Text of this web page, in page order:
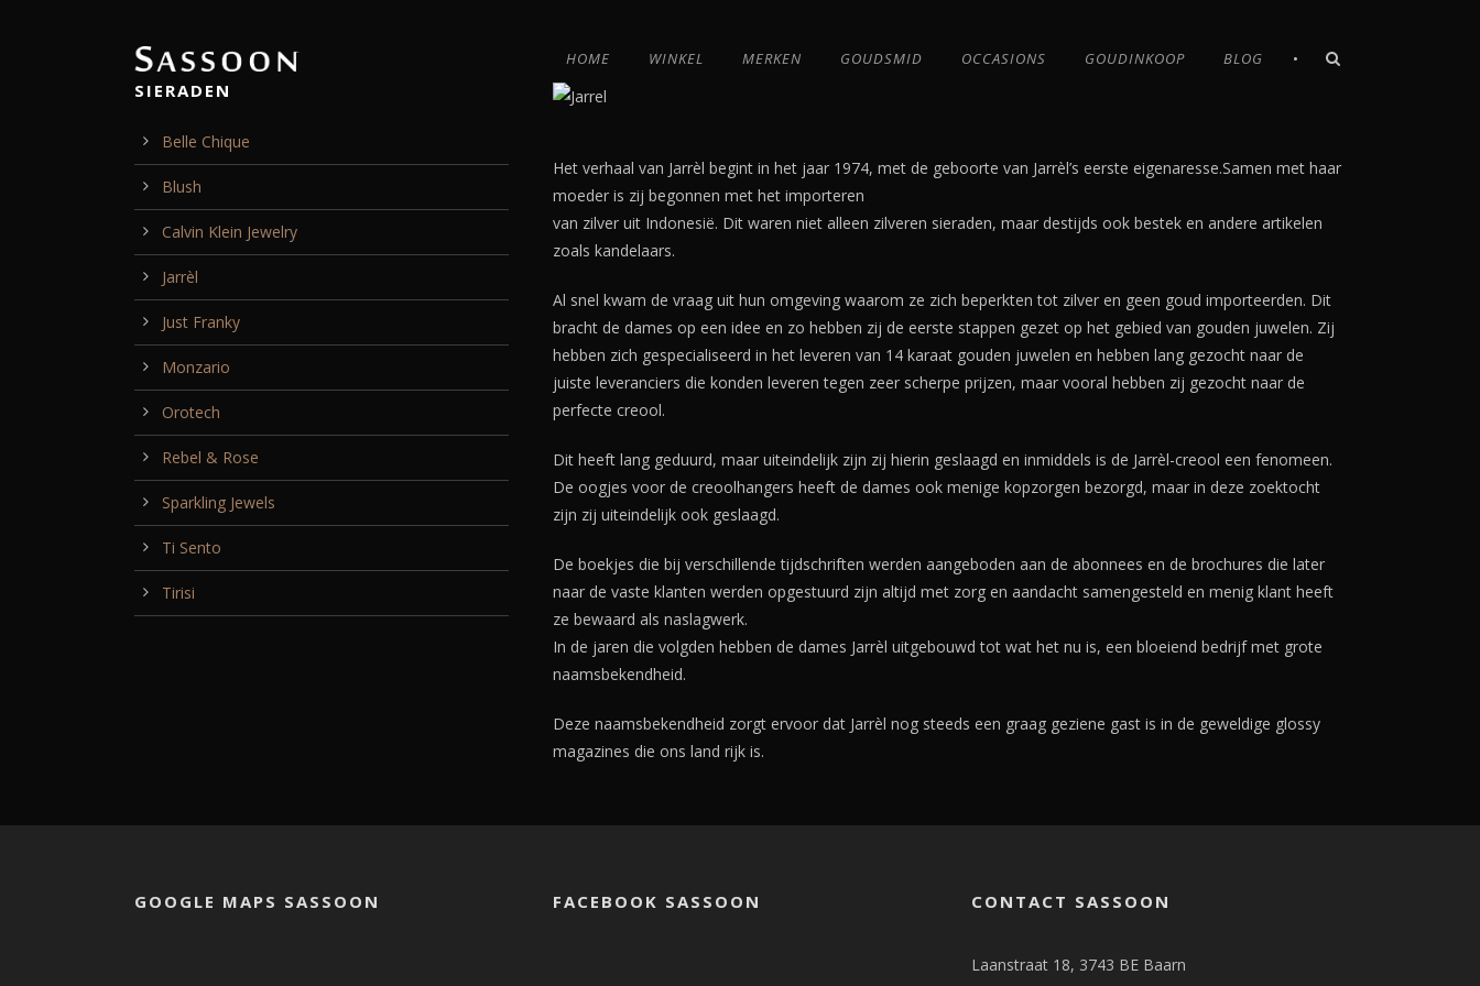
HOME WINKEL MERKEN GOUDSMID OCCASIONS GOUDINKOOP BLOG •
Het verhaal van Jarrèl begint in het jaar 1974, met de geboorte van Jarrèl’s eerste eigenaresse.Samen met haar
moeder is zij begonnen met het importeren
van zilver uit Indonesië. Dit waren niet alleen zilveren sieraden, maar destijds ook bestek en andere artikelen
zoals kandelaars.
Al snel kwam de vraag uit hun omgeving waarom ze zich beperkten tot zilver en geen goud importeerden. Dit
bracht de dames op een idee en zo hebben zij de eerste stappen gezet op het gebied van gouden juwelen. Zij
hebben zich gespecialiseerd in het leveren van 14 karaat gouden juwelen en hebben lang gezocht naar de
juiste leveranciers die konden leveren tegen zeer scherpe prijzen, maar vooral hebben zij gezocht naar de
perfecte creool.
Dit heeft lang geduurd, maar uiteindelijk zijn zij hierin geslaagd en inmiddels is de Jarrèl-creool een fenomeen.
De oogjes voor de creoolhangers heeft de dames ook menige kopzorgen bezorgd, maar in deze zoektocht
zijn zij uiteindelijk ook geslaagd.
De boekjes die bij verschillende tijdschriften werden aangeboden aan de abonnees en de brochures die later
naar de vaste klanten werden opgestuurd zijn altijd met zorg en aandacht samengesteld en menig klant heeft
ze bewaard als naslagwerk.
In de jaren die volgden hebben de dames Jarrèl uitgebouwd tot wat het nu is, een bloeiend bedrijf met grote
naamsbekendheid.
Deze naamsbekendheid zorgt ervoor dat Jarrèl nog steeds een graag geziene gast is in de geweldige glossy
magazines die ons land rijk is.
SIERADEN
Belle Chique
Blush
Calvin Klein Jewelry
Jarrèl
Just Franky
Monzario
Orotech
Rebel & Rose
Sparkling Jewels
Ti Sento
Tirisi
GOOGLE MAPS SASSOON FACEBOOK SASSOON CONTACT SASSOON
Laanstraat 18, 3743 BE Baarn